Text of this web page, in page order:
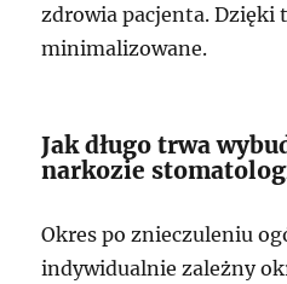
zdrowia pacjenta. Dzięki
minimalizowane.
Jak długo trwa
narkozie
Okres po znieczuleniu
indywidualnie zależny